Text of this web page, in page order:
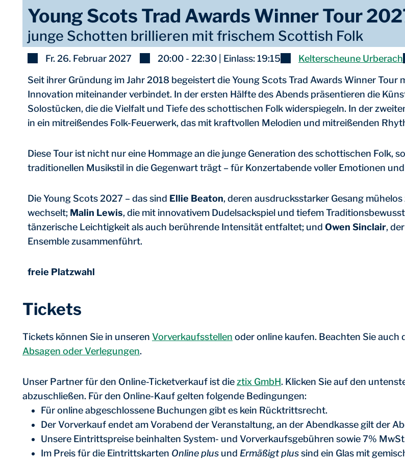
Young Scots Trad Awards Winner Tour
junge Schotten brillieren mit frischem Scottish Folk
Fr. 26. Februar 2027 20:00 - 22:30 | Einlass: 19:15 Kelterscheune Urberach
Seit ihrer Gründung im Jahr 2018 begeistert die Young Scots Trad Awards Winner
Innovation miteinander verbindet. In der ersten Hälfte des Abends präsentieren die
Solostücken, die die Vielfalt und Tiefe des schottischen Folk widerspiegeln. In der
in ein mitreißendes Folk-Feuerwerk, das mit kraftvollen Melodien und mitreißenden
Diese Tour ist nicht nur eine Hommage an die junge Generation des schottischen Folk,
traditionellen Musikstil in die Gegenwart trägt – für Konzertabende voller Emotionen
Die Young Scots 2027 – das sind Ellie Beaton, deren ausdrucksstarker Gesang
wechselt; Malin Lewis, die mit innovativem Dudelsackspiel und tiefem
tänzerische Leichtigkeit als auch berührende Intensität entfaltet; und Owen Sinclair,
Ensemble zusammenführt.
freie Platzwahl
Tickets
Tickets können Sie in unseren Vorverkaufsstellen oder online kaufen. Beachten Sie auch
Absagen oder Verlegungen.
Unser Partner für den Online-Ticketverkauf ist dieztix GmbH. Klicken Sie auf den
abzuschließen. Für den Online-Kauf gelten folgende Bedingungen:
Für online abgeschlossene Buchungen gibt es kein Rücktrittsrecht.
Der Vorverkauf endet am Vorabend der Veranstaltung, an der Abendkasse gilt der
Unsere Eintrittspreise beinhalten System- und Vorverkaufsgebühren sowie 7%
Im Preis für die Eintrittskarten Online plus und Ermäßigt plussind ein Glas mit